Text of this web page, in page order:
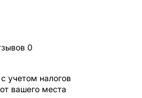
0
учетом налогов
вашего места